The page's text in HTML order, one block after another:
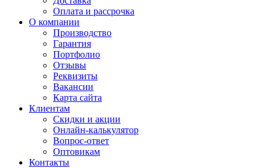
Оплата и рассрочка
О компании
Производство
Гарантия
Портфолио
Отзывы
Реквизиты
Вакансии
Карта сайта
Клиентам
Скидки и акции
Онлайн-калькулятор
Вопрос-ответ
Оптовикам
Контакты